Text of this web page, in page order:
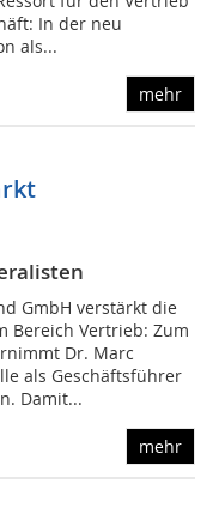
In der neu
als...
mehr
GmbH verstärkt die
Bereich Vertrieb: Zum
Dr. Marc
als Geschäftsführer
Damit...
mehr